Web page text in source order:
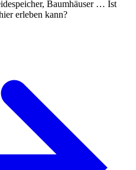
Baumhäuser … Ist
erleben kann?